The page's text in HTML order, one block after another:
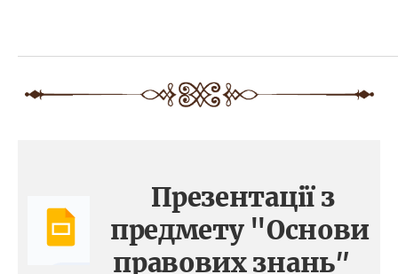
Презентації з
предмету "Основи
правових знань"